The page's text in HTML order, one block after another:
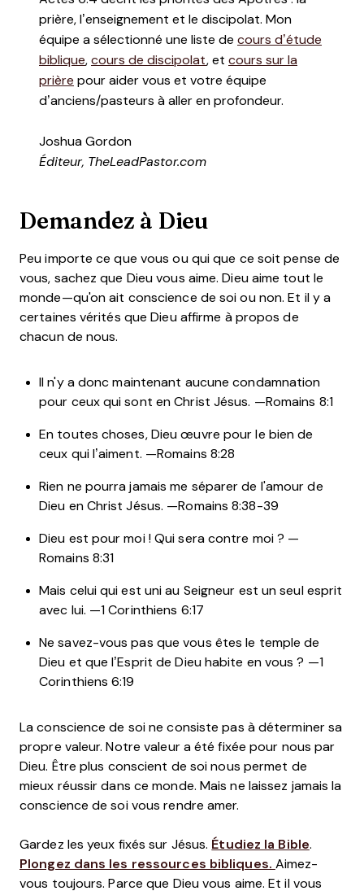
prière, l’enseignement et le discipolat. Mon
équipe a sélectionné une liste de cours d’étude
biblique, cours de discipolat, et cours sur la
prière pour aider vous et votre équipe
d’anciens/pasteurs à aller en profondeur.
Joshua Gordon
Éditeur, TheLeadPastor.com
Demandez à Dieu
Peu importe ce que vous ou qui que ce soit pense de
vous, sachez que Dieu vous aime. Dieu aime tout le
monde—qu'on ait conscience de soi ou non. Et il y a
certaines vérités que Dieu affirme à propos de
chacun de nous.
Il n'y a donc maintenant aucune condamnation
pour ceux qui sont en Christ Jésus. —Romains 8:1
En toutes choses, Dieu œuvre pour le bien de
ceux qui l’aiment. —Romains 8:28
Rien ne pourra jamais me séparer de l'amour de
Dieu en Christ Jésus. —Romains 8:38-39
Dieu est pour moi ! Qui sera contre moi ? —
Romains 8:31
Mais celui qui est uni au Seigneur est un seul esprit
avec lui. —1 Corinthiens 6:17
Ne savez-vous pas que vous êtes le temple de
Dieu et que l’Esprit de Dieu habite en vous ? —1
Corinthiens 6:19
La conscience de soi ne consiste pas à déterminer sa
propre valeur. Notre valeur a été fixée pour nous par
Dieu. Être plus conscient de soi nous permet de
mieux réussir dans ce monde. Mais ne laissez jamais la
conscience de soi vous rendre amer.
Gardez les yeux fixés sur Jésus. Étudiez la Bible.
Plongez dans les ressources bibliques. Aimez-
vous toujours. Parce que Dieu vous aime. Et il vous